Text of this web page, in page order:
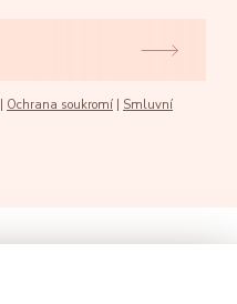
Ochrana soukromí
Smluvní